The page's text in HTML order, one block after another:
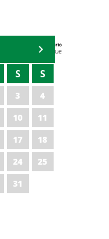
Agenda do Secretário
Zezinho Albuquerque
S S
3
4
10
11
17
18
24
25
31